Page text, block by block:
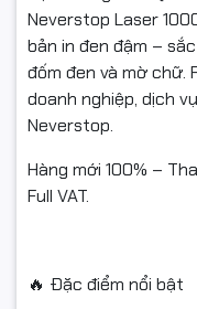
Neverstop Laser
bản in đen đậm –
đốm đen và mờ chữ.
doanh nghiệp, dịch
Neverstop.
Hàng mới 100% –
Full VAT.
🔥 Đặc điểm nổi bật
✅ Nếu chưa dùng
hệ shop/kỹ thuật
thao tác sai làm hư linh
✅ Hàng hoàn cần:
Đủ hộp, tem, phụ kiện,